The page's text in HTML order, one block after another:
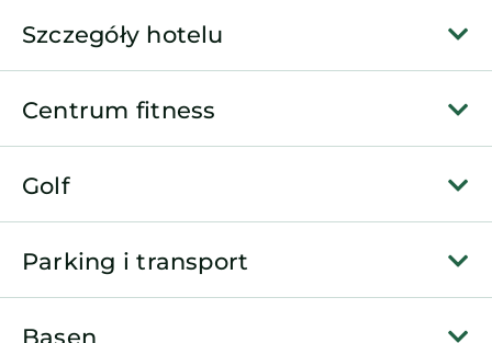
Szczegóły hotelu
Centrum fitness
Golf
Parking i transport
Basen